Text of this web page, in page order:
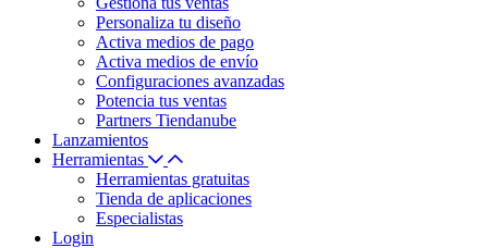
Personaliza tu diseño
Activa medios de pago
Activa medios de envío
Configuraciones avanzadas
Potencia tus ventas
Partners Tiendanube
Lanzamientos
Herramientas
Herramientas gratuitas
Tienda de aplicaciones
Especialistas
Login